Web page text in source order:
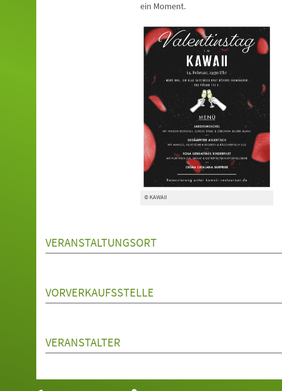
ein Moment.
© KAWAII
VERANSTALTUNGSORT
VORVERKAUFSSTELLE
VERANSTALTER